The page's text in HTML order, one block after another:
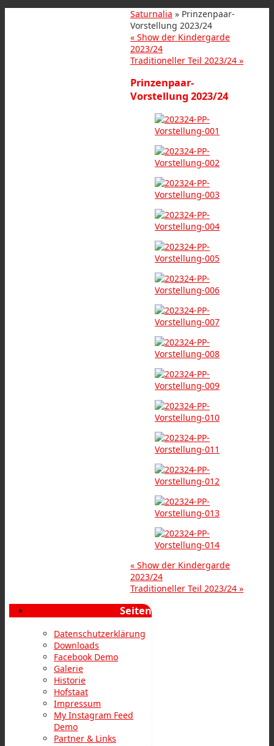
Saturnalia » Prinzenpaar-
Vorstellung 2023/24
« Show der Kindergarde
2023/24
Traditioneller Teil 2023/24 »
Prinzenpaar-
Vorstellung 2023/24
« Show der Kindergarde
2023/24
Traditioneller Teil 2023/24 »
Seiten
Datenschutzerklärung
Downloads
Facebook Demo
Galerie
Historie
Hofstaat
Impressum
My Instagram Feed
Demo
Partner & Links